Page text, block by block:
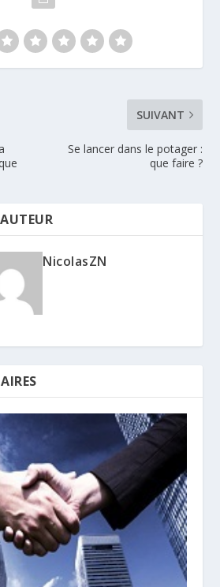
SUIVANT
Se lancer dans le potager :
que faire ?
NicolasZN